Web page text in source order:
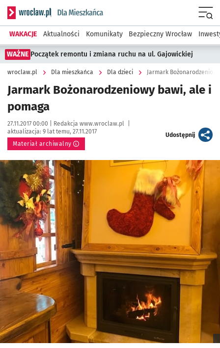
Serwis informacyjny wroclaw.pl podserwis: Dla mieszkańca
WAKACJE Aktualności Komunikaty Bezpieczny Wrocław
WAŻNE Początek remontu i zmiana ruchu na ul. Gajowickiej
wroclaw.pl Dla mieszkańca Dla dzieci Jarmark
Jarmark Bożonarodzeniowy bawi, ale i
pomaga
Data publikacji:
27.11.2017 00:00 | Autor:
Redakcja www.wroclaw.pl
aktualizacja: 9 lat temu, 27.11.2017
Materiał archiwalny
Udostępnijartykuł
Kliknij, aby powiększyć